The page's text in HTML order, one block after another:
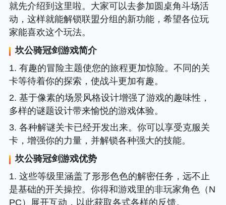
就先介绍到这里啦。大家可以去参加圆桌角斗场活
动，这样就能解锁联盟分组的新功能，希望各位玩
家能喜欢这个玩法。
坎公骑冠剑游戏简介
1. 有趣的冒险主题使您的旅程更加惊险。不同的关
卡等待着你的探索，使战斗更加有趣。
2. 基于像素的场景风格设计增强了游戏的趣味性，
多样的谜题设计带来愉悦的游戏体验。
3. 各种解谜关卡已经开发出来。你可以享受克服关
卡，增强你的力量，并解锁各种强大的技能。
坎公骑冠剑游戏优势
1. 这些等级里涵盖了形形色色的解密任务，远不止
是基础的开关操控。你得和游戏里的非玩家角色（N
PC）展开互动，以此获取各式各样的反馈。